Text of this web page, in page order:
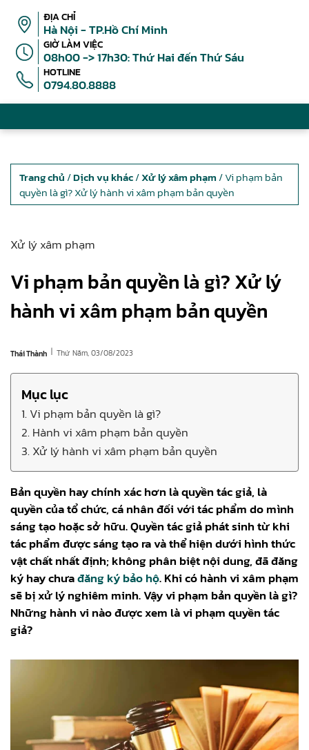
ĐỊA CHỈ
Hà Nội - TP.Hồ Chí Minh
GIỜ LÀM VIỆC
08h00 -> 17h30: Thứ Hai đến Thứ Sáu
HOTLINE
0794.80.8888
Trang chủ /Dịch vụ khác/Xử lý xâm phạm / Vi phạm bản
quyền là gì? Xử lý hành vi xâm phạm bản quyền
Xử lý xâm phạm
Vi phạm bản quyền là gì? Xử lý
hành vi xâm phạm bản quyền
Thái Thành | Thứ Năm, 03/08/2023
Mục lục
1. Vi phạm bản quyền là gì?
2. Hành vi xâm phạm bản quyền
3. Xử lý hành vi xâm phạm bản quyền
Bản quyền hay chính xác hơn là quyền tác giả, là
quyền của tổ chức, cá nhân đối với tác phẩm do mình
sáng tạo hoặc sở hữu. Quyền tác giả phát sinh từ khi
tác phẩm được sáng tạo ra và thể hiện dưới hình thức
vật chất nhất định; không phân biệt nội dung, đã đăng
ký hay chưađăng ký bảo hộ. Khi có hành vi xâm phạm
sẽ bị xử lý nghiêm minh. Vậy vi phạm bản quyền là gì?
Những hành vi nào được xem là vi phạm quyền tác
giả?